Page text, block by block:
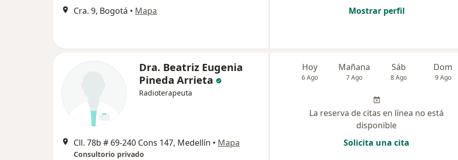
Cra. 9, Bogotá • Mapa
Mostrar perfil
Dra. Beatriz Eugenia
Pineda Arrieta
Radioterapeuta
Cll. 78b # 69-240 Cons 147, Medellín • Mapa
Consultorio privado
Hoy
6 Ago
Mañana
7 Ago
Sáb
8 Ago
Dom
9 Ago
La reserva de citas en línea no está
disponible
Solicita una cita